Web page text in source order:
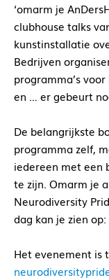
‘omarm je
clubhouse talks
kunstinstallatie
Bedrijven
programma’s
en … er gebeurt
De belangrijkste
programma zelf,
iedereen met een
te zijn. Omarm je
Neurodiversity
dag kan je zien op:
Het evenement is